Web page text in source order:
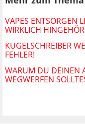
VAPES ENTSORGEN
WIRKLICH
KUGELSCHREIBER
FEHLER!
WARUM DU DEINEN
WEGWERFEN